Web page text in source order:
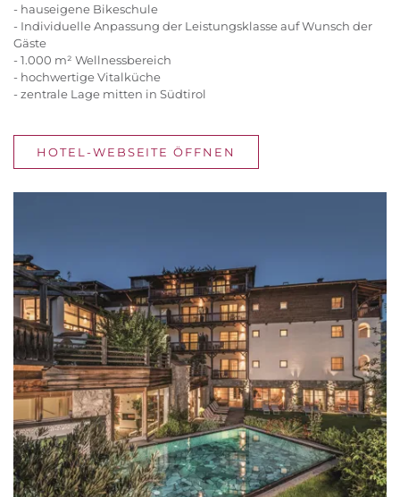
- hauseigene Bikeschule
- Individuelle Anpassung der Leistungsklasse auf Wunsch der
Gäste
- 1.000 m² Wellnessbereich
- hochwertige Vitalküche
- zentrale Lage mitten in Südtirol
HOTEL-WEBSEITE ÖFFNEN